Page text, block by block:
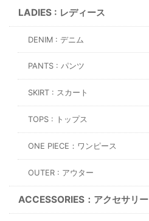
LADIES : レディース
DENIM : デニム
PANTS : パンツ
SKIRT : スカート
TOPS : トップス
ONE PIECE：ワンピース
OUTER : アウター
ACCESSORIES：アクセサリー